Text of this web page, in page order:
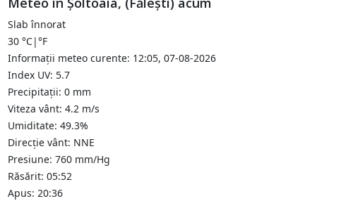
Slab înnorat
30 °C|°F
Informații meteo curente: 12:05, 07-08-2026
Index UV: 5.7
Precipitații: 0 mm
Viteza vânt: 4.2 m/s
Umiditate: 49.3%
Direcție vânt: NNE
Presiune: 760 mm/Hg
Răsărit: 05:52
Apus: 20:36